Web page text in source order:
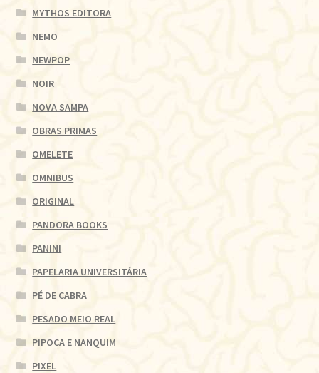
MYTHOS EDITORA
NEMO
NEWPOP
NOIR
NOVA SAMPA
OBRAS PRIMAS
OMELETE
OMNIBUS
ORIGINAL
PANDORA BOOKS
PANINI
PAPELARIA UNIVERSITÁRIA
PÉ DE CABRA
PESADO MEIO REAL
PIPOCA E NANQUIM
PIXEL